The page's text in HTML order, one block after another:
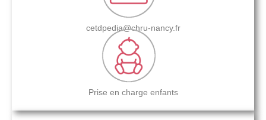
cetdpedia@chru-nancy.fr
Prise en charge enfants